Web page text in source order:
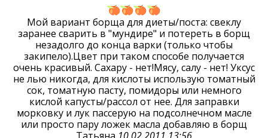
Мой вариант борща для диеты/поста: свеклу
заранее сварить в "мундире" и потереть в борщ
незадолго до конца варки (только чтобы
закипело).Цвет при таком способе получается
очень красивый. Сахару - нет!Мясу, салу - нет! Уксус
не лью никогда, для кислоты использую томатный
сок, томатную пасту, помидоры или немного
кислой капусты/рассол от нее. Для заправки
морковку и лук пассерую на подсолнечном масле
или просто пару ложек масла добавляю в борщ